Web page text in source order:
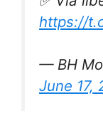
https://
— BH
June 17,